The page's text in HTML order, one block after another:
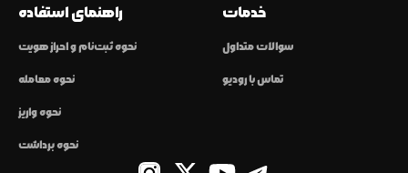
راهنمای استفاده
نحوه ثبت‌نام و احراز هویت
نحوه معامله
نحوه واریز
نحوه برداشت
خدمات
سوالات متداول
تماس با رودیو